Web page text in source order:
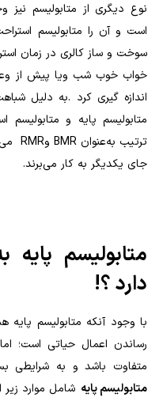
نوع دیگری از متابولیسم نیز
است و آن را متابولیسم
سوخت و ساز کالری در زمان
خواب خوب شب ویا پیش از
اندازه گیری کرد .به دلیل
متابولیسم پایه و متابولیسم
ترتیب به‌عنوان BMR وRMR
جای یکدیگر به کار می‌برند.
متابولیسم
دارد ؟!
با وجود آنکه متابولیسم
رساندن اعمال حیاتی است؛
متفاوت باشد و به شرایطی
متابولیسم پایه شامل موارد